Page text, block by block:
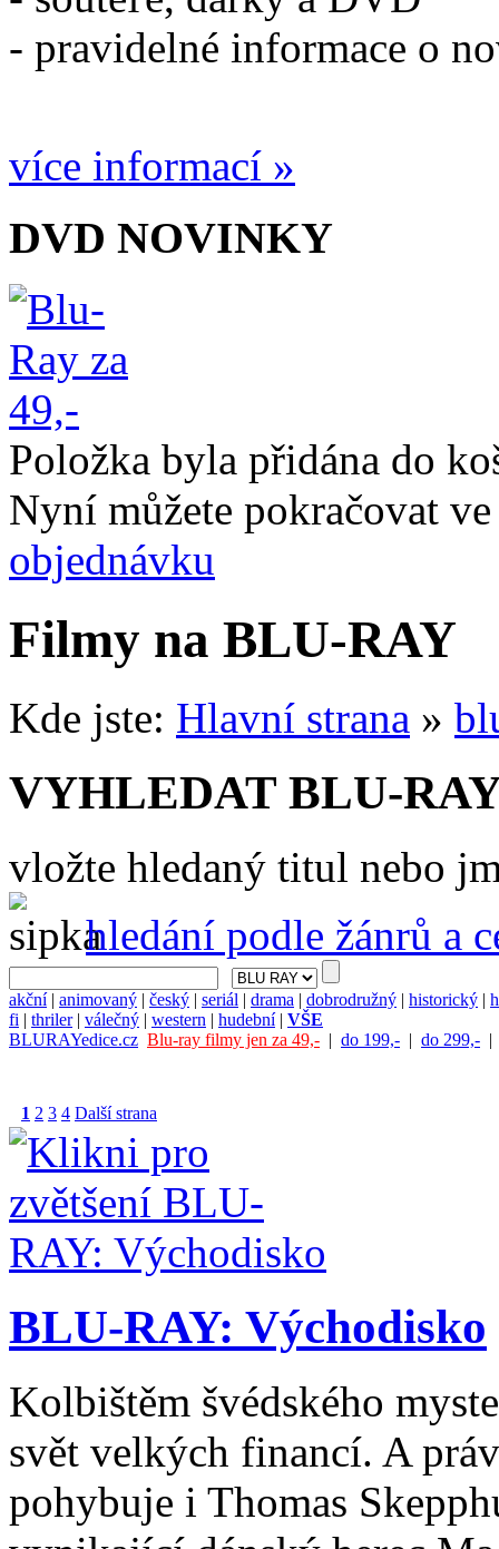
- pravidelné informace o
více informací »
DVD NOVINKY
Položka byla přidána do
Nyní můžete pokračovat
objednávku
Filmy na BLU-RAY
Kde jste: Hlavní strana »
VYHLEDAT BLU-
vložte hledaný titul nebo
hledání podle žánrů a
akční| animovaný | český | seriál | drama | dobrodružný | historický |
fi | thriler| válečný | western | hudební| VŠE
BLURAYedice.cz Blu-ray filmy jen za 49,- | do 199,- | do 299,-
1 2 3 4 Další strana
BLU-RAY: Východisko
Kolbištěm švédského
svět velkých financí. A
pohybuje i Thomas